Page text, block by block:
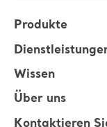
Produkte
Wissen
Über uns
Kontaktieren